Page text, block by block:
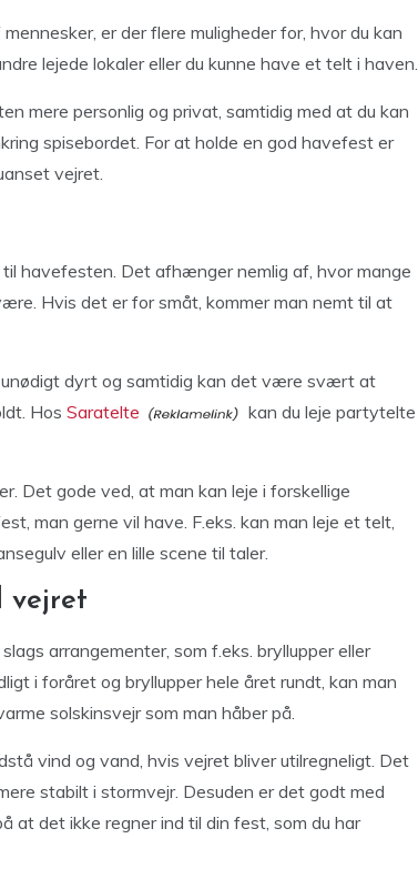
er der flere muligheder for, hvor du kan
lejede lokaler eller du kunne have et telt i haven.
mere personlig og privat, samtidig med at du kan
spisebordet. For at holde en god havefest er
vejret.
havefesten. Det afhænger nemlig af, hvor mange
Hvis det er for småt, kommer man nemt til at
dyrt og samtidig kan det være svært at
Hos Saratelte
kan du leje partytelte
Det gode ved, at man kan leje i forskellige
man gerne vil have. F.eks. kan man leje et telt,
eller en lille scene til taler.
vejret
arrangementer, som f.eks. bryllupper eller
i foråret og bryllupper hele året rundt, kan man
solskinsvejr som man håber på.
vind og vand, hvis vejret bliver utilregneligt. Det
stabilt i stormvejr. Desuden er det godt med
at det ikke regner ind til din fest, som du har